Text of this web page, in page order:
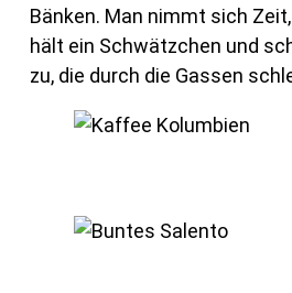
Bänken. Man nimmt sich
hält ein Schwätzchen und
zu, die durch die Gassen